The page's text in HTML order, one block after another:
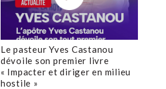
Le pasteur Yves Castanou
dévoile son premier livre
« Impacter et diriger en milieu
hostile »